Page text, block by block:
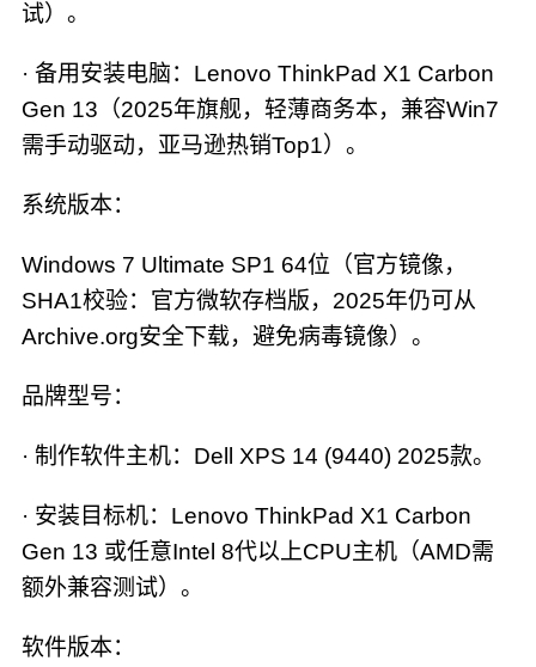
试）。
· 备用安装电脑：Lenovo ThinkPad X1 Carbon
Gen 13（2025年旗舰，轻薄商务本，兼容Win7
需手动驱动，亚马逊热销Top1）。
系统版本：
Windows 7 Ultimate SP1 64位（官方镜像，
SHA1校验：官方微软存档版，2025年仍可从
Archive.org安全下载，避免病毒镜像）。
品牌型号：
· 制作软件主机：Dell XPS 14 (9440) 2025款。
· 安装目标机：Lenovo ThinkPad X1 Carbon
Gen 13 或任意Intel 8代以上CPU主机（AMD需
额外兼容测试）。
软件版本：